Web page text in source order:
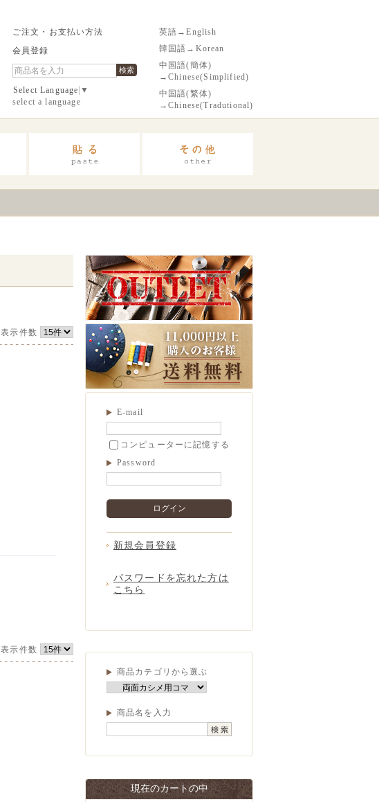
ご注文・お支払い方法
会員登録
検索
Select Language ▼
select a language
英語→English
韓国語→Korean
中国語(簡体)
→Chinese(Simplified)
中国語(繁体)
→Chinese(Tradutional)
表示件数
表示件数
E-mail
コンピューターに記憶する
Password
ログイン
新規会員登録
パスワードを忘れた方は
こちら
商品カテゴリから選ぶ
商品名を入力
現在のカートの中